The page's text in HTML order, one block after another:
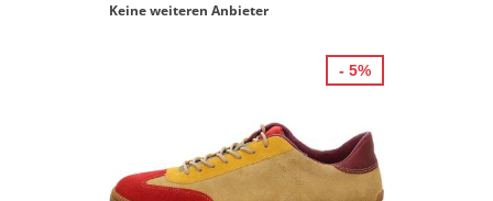
Keine weiteren Anbieter
- 5%